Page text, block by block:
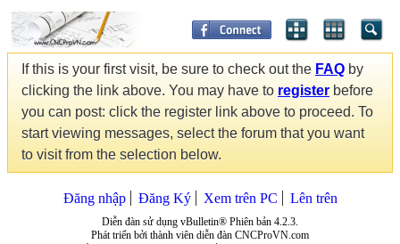
If this is your first visit, be sure to check out the FAQ by
clicking the link above. You may have to register before
you can post: click the register link above to proceed. To
start viewing messages, select the forum that you want
to visit from the selection below.
Đăng nhập Đăng Ký Xem trên PC Lên trên
Diễn đàn sử dụng vBulletin® Phiên bản 4.2.3.
Phát triển bởi thành viên diễn đàn CNCProVN.com